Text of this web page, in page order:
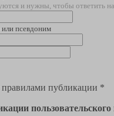
и нужны, чтобы ответить
псевдоним
правилами публикации *
пользовательского